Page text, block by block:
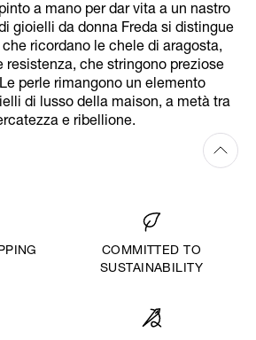
a mano per dar vita a un nastro
gioielli da donna Freda si distingue
ricordano le chele di aragosta,
resistenza, che stringono preziose
perle rimangono un elemento
di lusso della maison, a metà tra
e ribellione.
COMMITTED TO
SUSTAINABILITY